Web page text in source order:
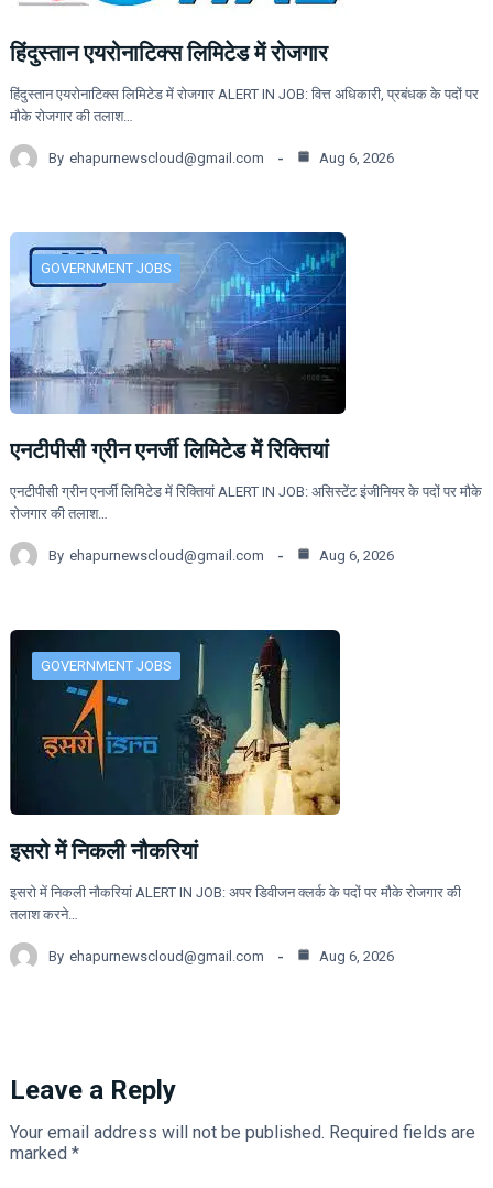
हिंदुस्तान एयरोनाटिक्स लिमिटेड में रोजगार
हिंदुस्तान एयरोनाटिक्स लिमिटेड में रोजगार ALERT IN JOB: वित्त अधिकारी, प्रबंधक के पदों पर
मौके रोजगार की तलाश…
By ehapurnewscloud@gmail.com Aug 6, 2026
GOVERNMENT JOBS
एनटीपीसी ग्रीन एनर्जी लिमिटेड में रिक्तियां
एनटीपीसी ग्रीन एनर्जी लिमिटेड में रिक्तियां ALERT IN JOB: असिस्टेंट इंजीनियर के पदों पर मौके
रोजगार की तलाश…
By ehapurnewscloud@gmail.com Aug 6, 2026
GOVERNMENT JOBS
इसरो में निकली नौकरियां
इसरो में निकली नौकरियां ALERT IN JOB: अपर डिवीजन क्लर्क के पदों पर मौके रोजगार की
तलाश करने…
By ehapurnewscloud@gmail.com Aug 6, 2026
Leave a Reply
Your email address will not be published. Required fields are
marked *